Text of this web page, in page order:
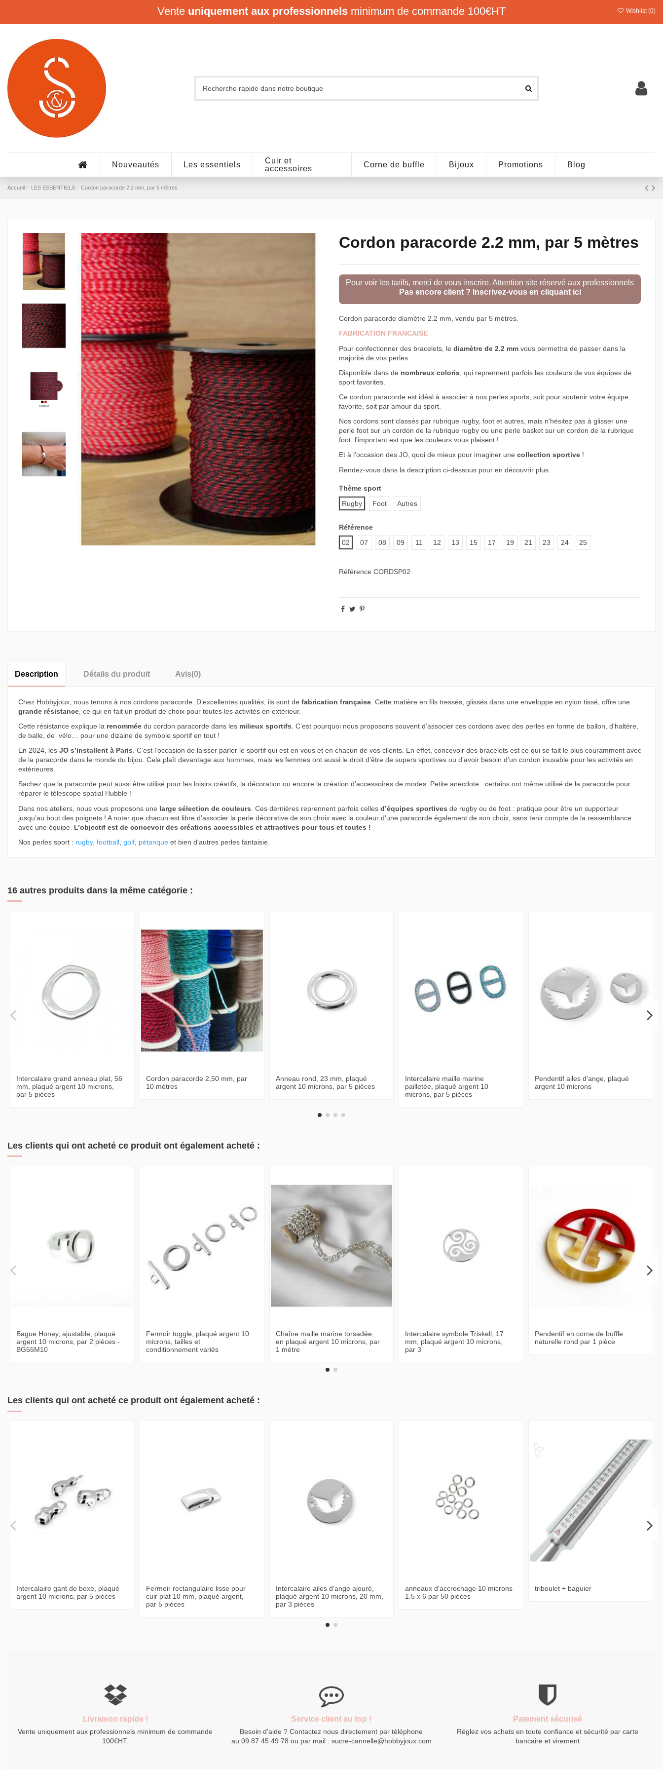
Vente uniquement aux professionnels minimum de commande 100€HT Wishlist (0)
Nouveautés Les essentiels
Cuir et
accessoires
Corne de buffle Bijoux Promotions Blog
Accueil LES ESSENTIELS Cordon paracorde 2.2 mm, par 5 mètres
Cordon paracorde 2.2 mm, par 5 mètres
Pour voir les tarifs, merci de vous inscrire. Attention site réservé aux professionnels
Pas encore client ? Inscrivez-vous en cliquant ici
Cordon paracorde diamètre 2.2 mm, vendu par 5 mètres.
FABRICATION FRANCAISE
Pour confectionner des bracelets, le diamètre de 2.2 mm vous permettra de passer dans la
majorité de vos perles.
Disponible dans de nombreux coloris , qui reprennent parfois les couleurs de vos équipes de
sport favorites.
Ce cordon paracorde est idéal à associer à nos perles sports, soit pour soutenir votre équipe
favorite, soit par amour du sport.
Nos cordons sont classés par rubrique rugby, foot et autres, mais n'hésitez pas à glisser une
perle foot sur un cordon de la rubrique rugby ou une perle basket sur un cordon de la rubrique
foot, l'important est que les couleurs vous plaisent !
Et à l’occasion des JO, quoi de mieux pour imaginer une collection sportive !
Rendez-vous dans la description ci-dessous pour en découvrir plus.
Thème sport
Rugby
Foot Autres
Référence
02
07 08 09 11 12 13 15 17 19 21 23 24 25
Référence CORDSP02
Description Détails du produit Avis(0)
Chez Hobbyjoux, nous tenons à nos cordons paracorde. D’excellentes qualités, ils sont de fabrication française . Cette matière en fils tressés, glissés dans une enveloppe en nylon tissé, offre une
grande résistance , ce qui en fait un produit de choix pour toutes les activités en extérieur.
Cette résistance explique la renommée du cordon paracorde dans les milieux sportifs . C’est pourquoi nous proposons souvent d’associer ces cordons avec des perles en forme de ballon, d’haltère,
de balle, de vélo… pour une dizaine de symbole sportif en tout !
En 2024, les JO s’installent à Paris. C’est l’occasion de laisser parler le sportif qui est en vous et en chacun de vos clients. En effet, concevoir des bracelets est ce qui se fait le plus couramment avec
de la paracorde dans le monde du bijou. Cela plaît davantage aux hommes, mais les femmes ont aussi le droit d’être de supers sportives ou d’avoir besoin d’un cordon inusable pour les activités en
extérieures.
Sachez que la paracorde peut aussi être utilisé pour les loisirs créatifs, la décoration ou encore la création d’accessoires de modes. Petite anecdote : certains ont même utilisé de la paracorde pour
réparer le télescope spatial Hubble !
Dans nos ateliers, nous vous proposons une large sélection de couleurs . Ces dernières reprennent parfois celles d’équipes sportives de rugby ou de foot : pratique pour être un supporteur
jusqu’au bout des poignets ! A noter que chacun est libre d’associer la perle décorative de son choix avec la couleur d’une paracorde également de son choix, sans tenir compte de la ressemblance
avec une équipe. L’objectif est de concevoir des créations accessibles et attractives pour tous et toutes !
Nos perles sport : rugby, football golf pétanque et bien d'autres perles fantaisie.
16 autres produits dans la même catégorie :
Intercalaire grand anneau plat, 56
mm, plaqué argent 10 microns,
par 5 pièces
Cordon paracorde 2,50 mm, par
10 mètres
Anneau rond, 23 mm, plaqué
argent 10 microns, par 5 pièces
Intercalaire maille marine
pailletée, plaqué argent 10
microns, par 5 pièces
Pendentif ailes d'ange, plaqué
argent 10 microns
Les clients qui ont acheté ce produit ont également acheté :
Bague Honey, ajustable, plaqué
argent 10 microns, par 2 pièces -
BG55M10
Fermoir toggle, plaqué argent 10
microns, tailles et
conditionnement variés
Chaîne maille marine torsadée,
en plaqué argent 10 microns, par
1 mètre
Intercalaire symbole Triskell, 17
mm, plaqué argent 10 microns,
par 3
Pendentif en corne de buffle
naturelle rond par 1 pièce
Les clients qui ont acheté ce produit ont également acheté :
Intercalaire gant de boxe, plaqué
argent 10 microns, par 5 pièces
Fermoir rectangulaire lisse pour
cuir plat 10 mm, plaqué argent,
par 5 pièces
Intercalaire ailes d'ange ajouré,
plaqué argent 10 microns, 20 mm,
par 3 pièces
anneaux d'accrochage 10 microns
1.5 x 6 par 50 pièces
triboulet + baguier
Livraison rapide !
Vente uniquement aux professionnels minimum de commande
100€HT.
Service client au top !
Besoin d'aide ? Contactez nous directement par téléphone
au 09 87 45 49 78 ou par mail : sucre-cannelle@hobbyjoux.com
Paiement sécurisé
Réglez vos achats en toute confiance et sécurité par carte
bancaire et virement